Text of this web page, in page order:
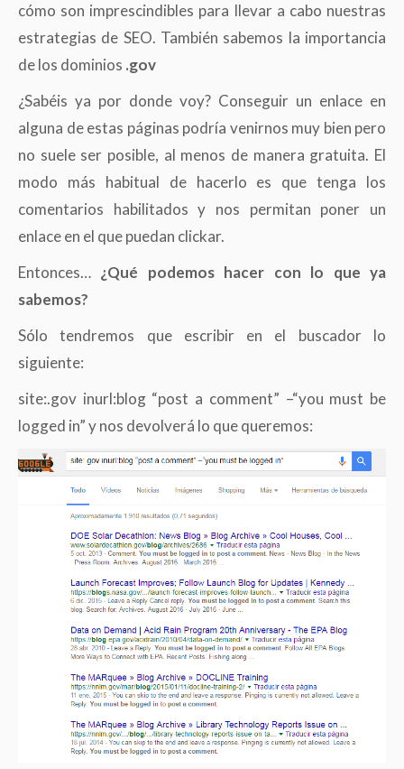
cómo son imprescindibles para llevar a cabo nuestras
estrategias de SEO. También sabemos la importancia
de los dominios .gov
¿Sabéis ya por donde voy? Conseguir un enlace en
alguna de estas páginas podría venirnos muy bien pero
no suele ser posible, al menos de manera gratuita. El
modo más habitual de hacerlo es que tenga los
comentarios habilitados y nos permitan poner un
enlace en el que puedan clickar.
Entonces… ¿Qué podemos hacer con lo que ya
sabemos?
Sólo tendremos que escribir en el buscador lo
siguiente:
site:.gov inurl:blog “post a comment” –“you must be
logged in” y nos devolverá lo que queremos: